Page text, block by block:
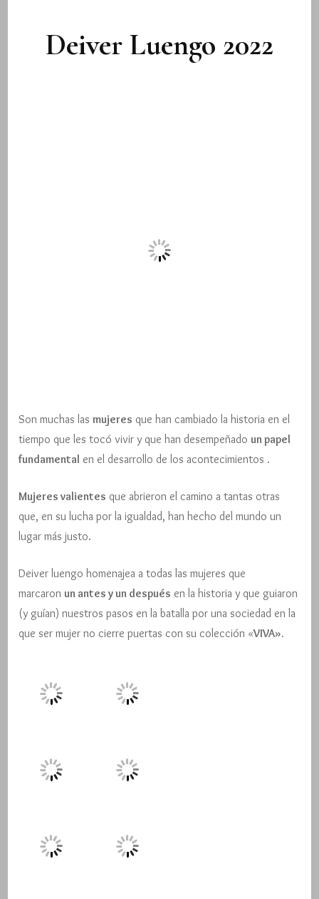
Deiver Luengo 2022
Son muchas lasmujeres que han cambiado la historia en el
tiempo que les tocó vivir y que han desempeñadoun papel
fundamental en el desarrollo de los acontecimientos .
Mujeres valientes que abrieron el camino a tantas otras
que, en su lucha por la igualdad, han hecho del mundo un
lugar más justo.
Deiver luengo homenajea a todas las mujeres que
marcaronun antes y un después en la historia y que guiaron
(y guían) nuestros pasos en la batalla por una sociedad en la
que ser mujer no cierre puertas con su colección «VIVA».